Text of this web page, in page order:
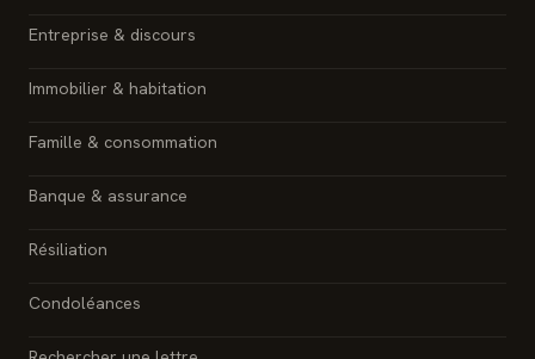
Entreprise & discours
Immobilier & habitation
Famille & consommation
Banque & assurance
Résiliation
Condoléances